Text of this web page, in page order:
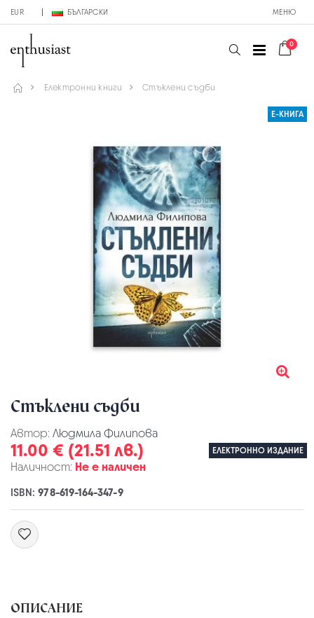
EUR БЪЛГАРСКИ МЕНЮ
0
Електронни книги Стъклени съдби
Е-КНИГА
Стъклени съдби
Автор: Людмила Филипова
11.00 € (21.51 лв.) ЕЛЕКТРОННО ИЗДАНИЕ
Наличност: Не е наличен
ISBN:978-619-164-347-9
ОПИСАНИЕ